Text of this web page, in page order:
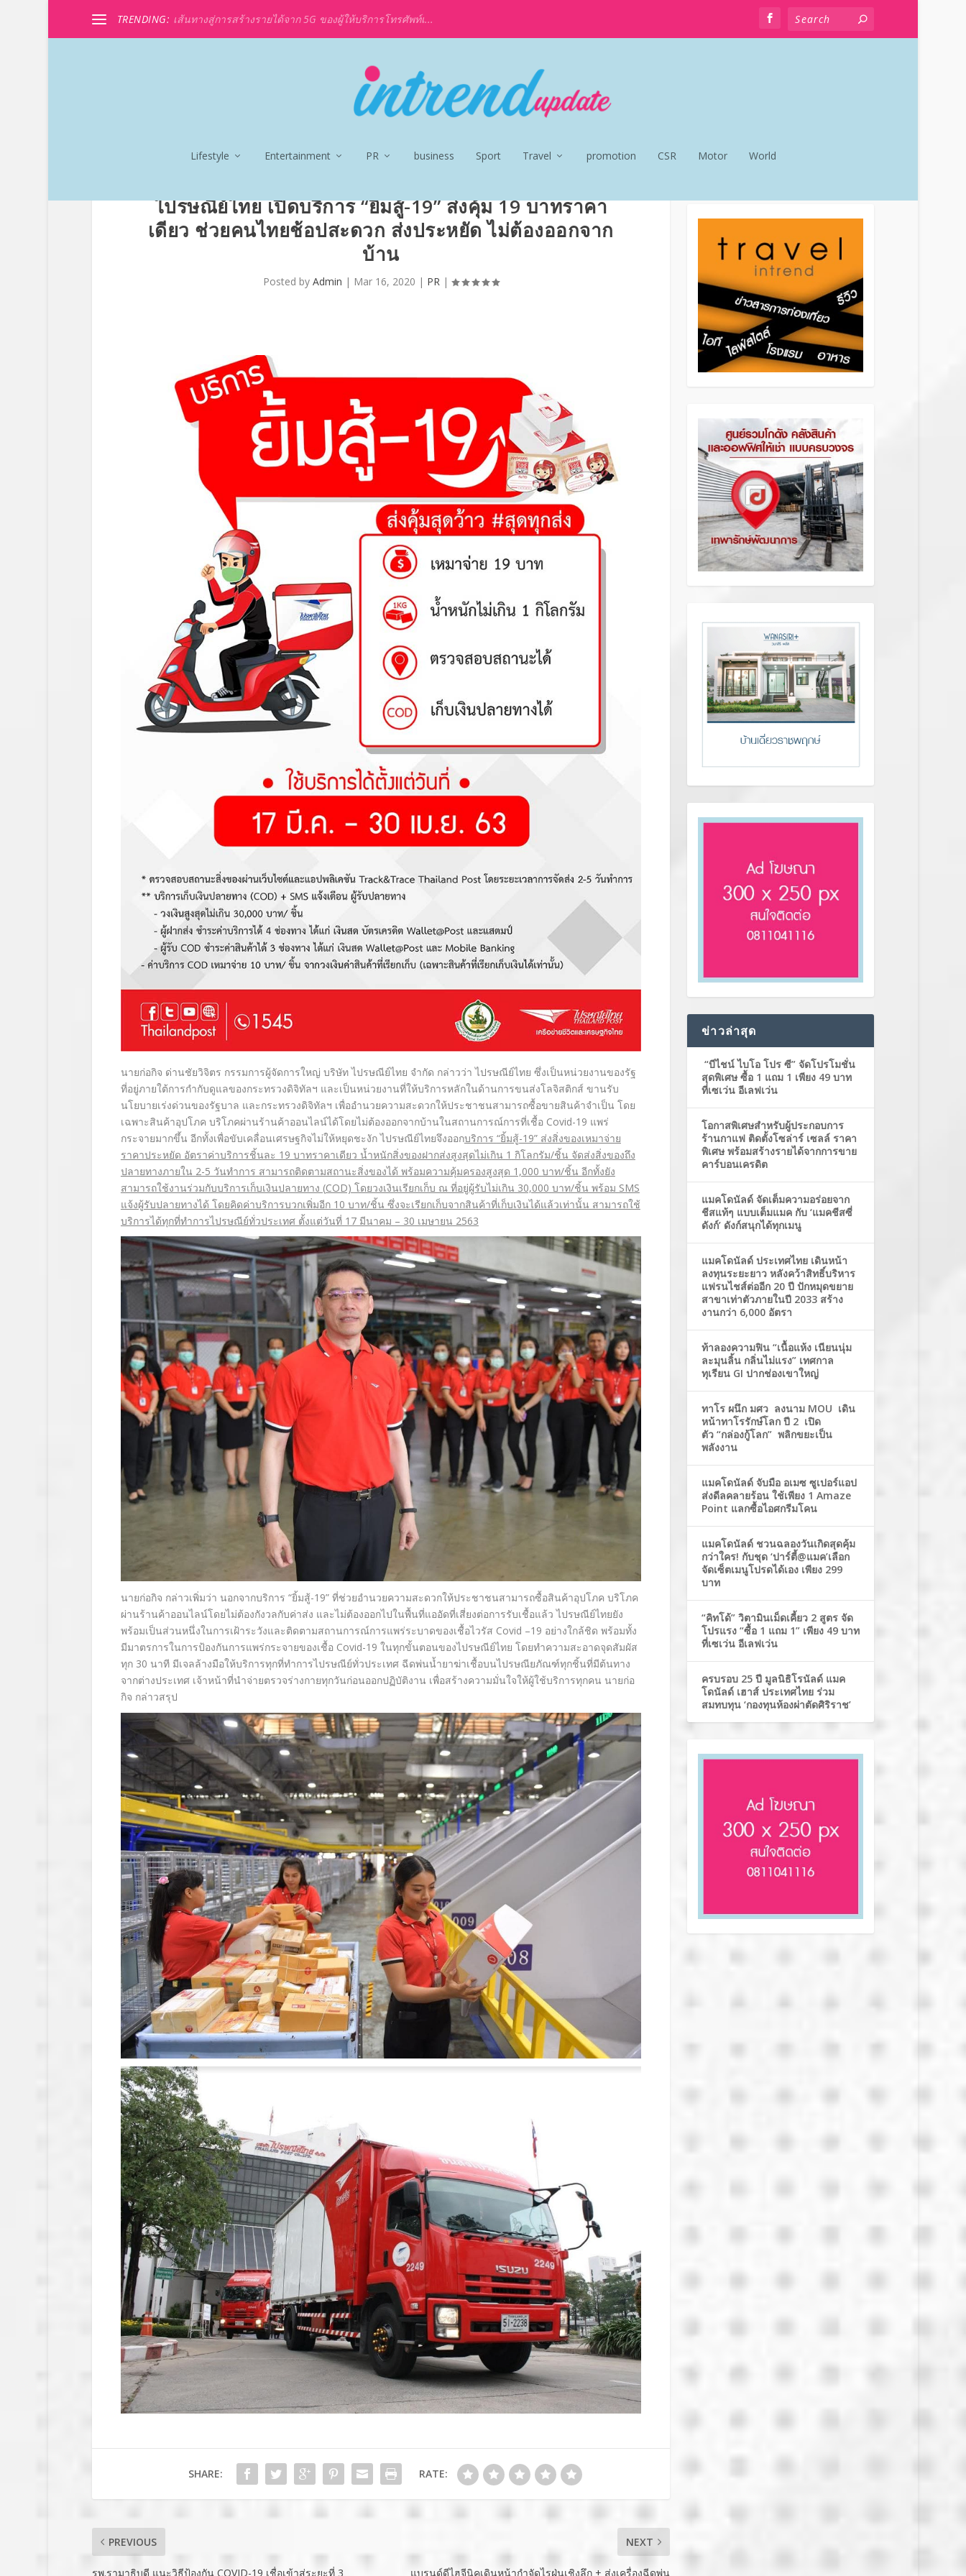
TRENDING: เส้นทางสู่การสร้างรายได้จาก 5G ของผู้ให้บริการโทรศัพท์เ...
Lifestyle Entertainment PR business Sport Travel promotion CSR Motor World
ไปรษณีย์ไทย เปิดบริการ “ยิ้มสู้-19” ส่งคุ้ม 19 บาทราคา
เดียว ช่วยคนไทยช้อปสะดวก ส่งประหยัด ไม่ต้องออกจาก
บ้าน
Posted by Admin | Mar 16, 2020 | PR|
นายก่อกิจ ด่านชัยวิจิตร กรรมการผู้จัดการใหญ่ บริษัท ไปรษณีย์ไทย จำกัด กล่าวว่า ไปรษณีย์ไทย ซึ่งเป็นหน่วยงานของรัฐ
ที่อยู่ภายใต้การกำกับดูแลของกระทรวงดิจิทัลฯ และเป็นหน่วยงานที่ให้บริการหลักในด้านการขนส่งโลจิสติกส์ ขานรับ
นโยบายเร่งด่วนของรัฐบาล และกระทรวงดิจิทัลฯ เพื่ออำนวยความสะดวกให้ประชาชนสามารถซื้อขายสินค้าจำเป็น โดย
เฉพาะสินค้าอุปโภค บริโภคผ่านร้านค้าออนไลน์ได้โดยไม่ต้องออกจากบ้านในสถานการณ์การที่เชื้อ Covid-19 แพร่
กระจายมากขึ้น อีกทั้งเพื่อขับเคลื่อนเศรษฐกิจไม่ให้หยุดชะงัก ไปรษณีย์ไทยจึงออกบริการ “ยิ้มสู้-19” ส่งสิ่งของเหมาจ่าย
ราคาประหยัด อัตราค่าบริการชิ้นละ 19 บาทราคาเดียว น้ำหนักสิ่งของฝากส่งสูงสุดไม่เกิน 1 กิโลกรัม/ชิ้น จัดส่งสิ่งของถึง
ปลายทางภายใน 2-5 วันทำการ สามารถติดตามสถานะสิ่งของได้ พร้อมความคุ้มครองสูงสุด 1,000 บาท/ชิ้น อีกทั้งยัง
สามารถใช้งานร่วมกับบริการเก็บเงินปลายทาง (COD) โดยวงเงินเรียกเก็บ ณ ที่อยู่ผู้รับไม่เกิน 30,000 บาท/ชิ้น พร้อม SMS
แจ้งผู้รับปลายทางได้ โดยคิดค่าบริการบวกเพิ่มอีก 10 บาท/ชิ้น ซึ่งจะเรียกเก็บจากสินค้าที่เก็บเงินได้แล้วเท่านั้น สามารถใช้
บริการได้ทุกที่ทำการไปรษณีย์ทั่วประเทศ ตั้งแต่วันที่ 17 มีนาคม – 30 เมษายน 2563
นายก่อกิจ กล่าวเพิ่มว่า นอกจากบริการ “ยิ้มสู้-19” ที่ช่วยอำนวยความสะดวกให้ประชาชนสามารถซื้อสินค้าอุปโภค บริโภค
ผ่านร้านค้าออนไลน์โดยไม่ต้องกังวลกับค่าส่ง และไม่ต้องออกไปในพื้นที่แออัดที่เสี่ยงต่อการรับเชื้อแล้ว ไปรษณีย์ไทยยัง
พร้อมเป็นส่วนหนึ่งในการเฝ้าระวังและติดตามสถานการณ์การแพร่ระบาดของเชื้อไวรัส Covid –19 อย่างใกล้ชิด พร้อมทั้ง
มีมาตรการในการป้องกันการแพร่กระจายของเชื้อ Covid-19 ในทุกขั้นตอนของไปรษณีย์ไทย โดยทำความสะอาดจุดสัมผัส
ทุก 30 นาที มีเจลล้างมือให้บริการทุกที่ทำการไปรษณีย์ทั่วประเทศ ฉีดพ่นน้ำยาฆ่าเชื้อบนไปรษณียภัณฑ์ทุกชิ้นที่มีต้นทาง
จากต่างประเทศ เจ้าหน้าที่นำจ่ายตรวจร่างกายทุกวันก่อนออกปฏิบัติงาน เพื่อสร้างความมั่นใจให้ผู้ใช้บริการทุกคน นายก่อ
กิจ กล่าวสรุป
SHARE: RATE:
PREVIOUS
รพ.รามาธิบดี แนะวิธีป้องกัน COVID-19 เชื่อเข้าสู่ระยะที่ 3
NEXT
แบรนด์ดีไฮจีนิคเดินหน้ากำจัดไรฝุ่นเชิงลึก + ส่งเครื่องฉีดพ่น
ข่าวล่าสุด
“บีไชน์ ไบโอ โปร ซี” จัดโปรโมชั่น
สุดพิเศษ ซื้อ 1 แถม 1 เพียง 49 บาท
ที่เซเว่น อีเลฟเว่น
โอกาสพิเศษสำหรับผู้ประกอบการ
ร้านกาแฟ ติดตั้งโซล่าร์ เซลล์ ราคา
พิเศษ พร้อมสร้างรายได้จากการขาย
คาร์บอนเครดิต
แมคโดนัลด์ จัดเต็มความอร่อยจาก
ชีสแท้ๆ แบบเต็มแมค กับ ‘แมคชีสซี่
ดังก์’ ดังก์สนุกได้ทุกเมนู
แมคโดนัลด์ ประเทศไทย เดินหน้า
ลงทุนระยะยาว หลังคว้าสิทธิ์บริหาร
แฟรนไชส์ต่ออีก 20 ปี ปักหมุดขยาย
สาขาเท่าตัวภายในปี 2033 สร้าง
งานกว่า 6,000 อัตรา
ท้าลองความฟิน “เนื้อแห้ง เนียนนุ่ม
ละมุนลิ้น กลิ่นไม่แรง” เทศกาล
ทุเรียน GI ปากช่องเขาใหญ่
ทาโร ผนึก มศว ลงนาม MOU เดิน
หน้าทาโรรักษ์โลก ปี 2 เปิด
ตัว “กล่องกู้โลก” พลิกขยะเป็น
พลังงาน
แมคโดนัลด์ จับมือ อเมซ ซูเปอร์แอป
ส่งดีลคลายร้อน ใช้เพียง 1 Amaze
Point แลกซื้อไอศกรีมโคน
แมคโดนัลด์ ชวนฉลองวันเกิดสุดคุ้ม
กว่าใคร! กับชุด ‘ปาร์ตี้@แมค’เลือก
จัดเซ็ตเมนูโปรดได้เอง เพียง 299
บาท
“คิทโด้” วิตามินเม็ดเคี้ยว 2 สูตร จัด
โปรแรง “ซื้อ 1 แถม 1” เพียง 49 บาท
ที่เซเว่น อีเลฟเว่น
ครบรอบ 25 ปี มูลนิธิโรนัลด์ แมค
โดนัลด์ เฮาส์ ประเทศไทย ร่วม
สมทบทุน ‘กองทุนห้องผ่าตัดศิริราช’